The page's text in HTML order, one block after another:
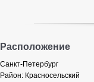
Расположение
Санкт-Петербург
Район: Красносельский